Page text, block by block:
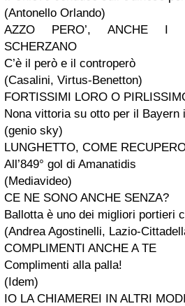
(Antonello Orlando)
AZZO PERO’, ANCHE I
SCHERZANO
C’è il però e il controperò
(Casalini, Virtus-Benetton)
FORTISSIMI LORO O
Nona vittoria su otto per il Bayern
(genio sky)
LUNGHETTO, COME
All’849° gol di Amanatidis
(Mediavideo)
CE NE SONO ANCHE SENZA?
Ballotta è uno dei migliori portieri
(Andrea Agostinelli, Lazio-
COMPLIMENTI ANCHE A TE
Complimenti alla palla!
(Idem)
IO LA CHIAMEREI IN ALTRI